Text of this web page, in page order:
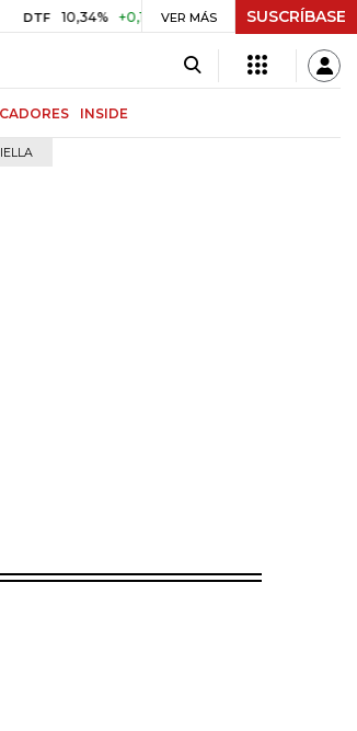
10,34% +0,10% +0,98% UVR $ 416,91 +$
VER MÁS SUSCRÍBASE
INSIDE